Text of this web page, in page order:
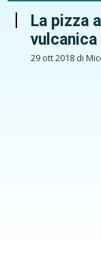
La pizza
29 ott 2018 di